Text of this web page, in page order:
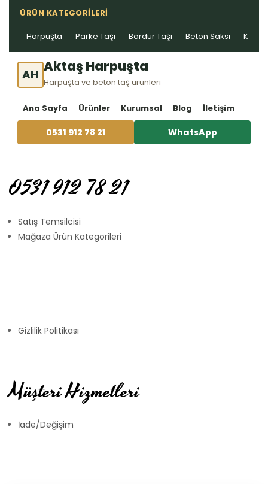
ÜRÜN KATEGORILERI
Harpuşta Parke Taşı Bordür Taşı Beton Saksı Kablo
AH Aktaş Harpuşta
Harpuşta ve beton taş ürünleri
Ana Sayfa Ürünler Kurumsal Blog İletişim
0531 912 78 21 WhatsApp
0531 912 78 21
Satış Temsilcisi
Mağaza Ürün Kategorileri
Gizlilik Politikası
Müşteri Hizmetleri
İade/Değişim